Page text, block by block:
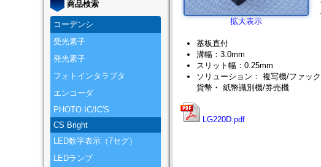
商品検索
コーデンシ
受光素子
発光素子
フォトインタラプタ
エンコーダ
PHOTO IC/IC'S
CS Bright
LED数字表示（7セグ）
LEDランプ
拡大表示
基板直付
溝幅：3.0mm
スリット幅：0.25mm
ソリューション： 複写機/ファッ
貨幣・ 紙幣識別機/券売機
LG220D.pdf